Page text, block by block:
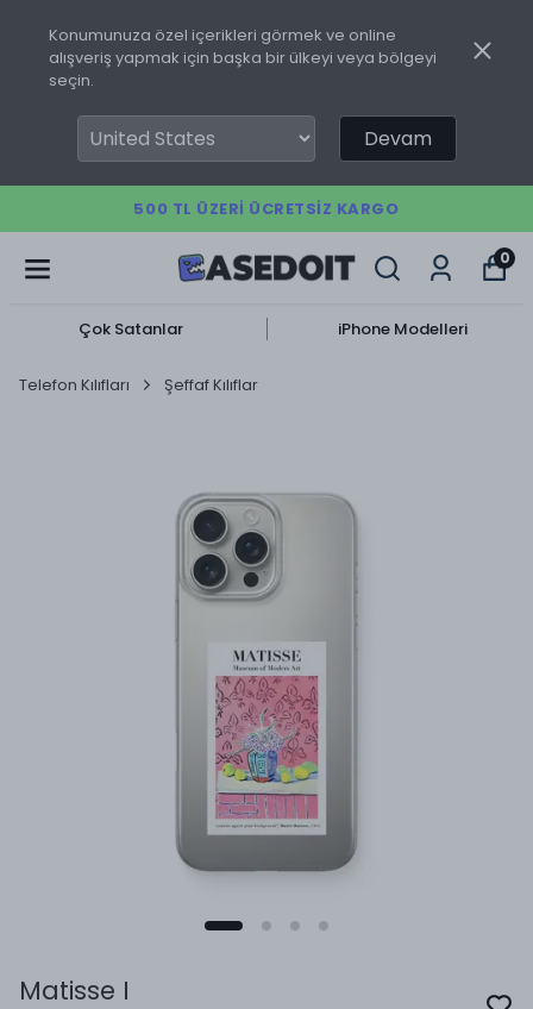
Konumunuza özel içerikleri görmek ve online
alışveriş yapmak için başka bir ülkeyi veya bölgeyi
seçin.
Devam
500 TL ÜZERI ÜCRETSIZ KARGO
0
Çok Satanlar iPhone Modelleri
Telefon Kılıfları Şeffaf Kılıflar
Matisse I